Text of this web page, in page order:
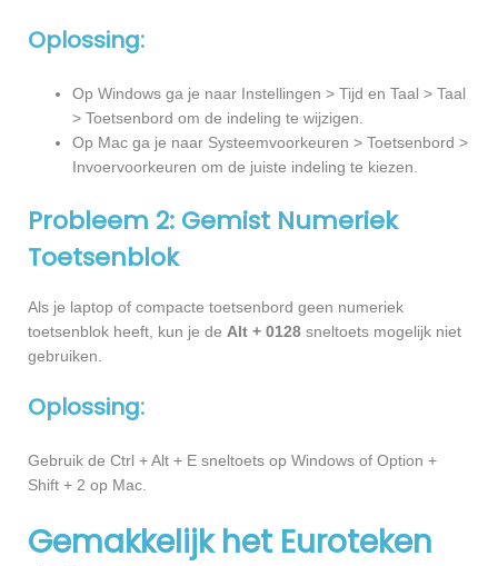
Oplossing:
Op Windows ga je naar Instellingen > Tijd en Taal > Taal
> Toetsenbord om de indeling te wijzigen.
Op Mac ga je naar Systeemvoorkeuren > Toetsenbord >
Invoervoorkeuren om de juiste indeling te kiezen.
Probleem 2: Gemist Numeriek
Toetsenblok
Als je laptop of compacte toetsenbord geen numeriek
toetsenblok heeft, kun je de Alt + 0128 sneltoets mogelijk niet
gebruiken.
Oplossing:
Gebruik de Ctrl + Alt + E sneltoets op Windows of Option +
Shift + 2 op Mac.
Gemakkelijk het Euroteken